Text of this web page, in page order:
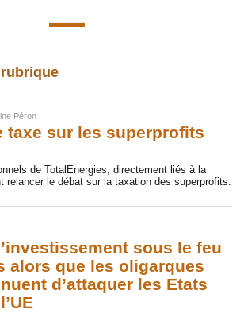
Péron
taxe sur les superprofits
de TotalEnergies, directement liés à la
relancer le débat sur la taxation des superprofits.
sous le feu
alors que les oligarques
d’attaquer les Etats